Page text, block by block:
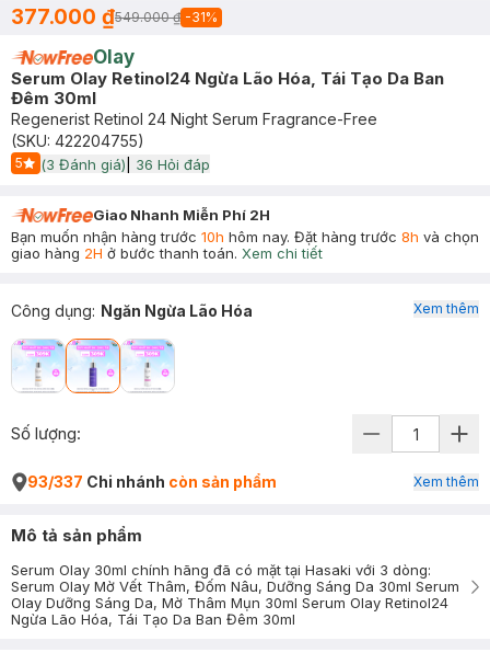
377.000 ₫549.000 ₫ -31%
Olay
Serum Olay Retinol24 Ngừa Lão Hóa, Tái Tạo Da Ban
Đêm 30ml
Regenerist Retinol 24 Night Serum Fragrance-Free
(SKU: 422204755)
5
Start Icon
(3 Đánh giá) 36 Hỏi đáp
Giao Nhanh Miễn Phí 2H
Bạn muốn nhận hàng trước 10h hôm nay. Đặt hàng trước 8h và chọn
giao hàng 2H ở bước thanh toán. Xem chi tiết
Công dụng: Ngăn Ngừa Lão Hóa Xem thêm
Số lượng:
93/337 Chi nhánh còn sản phẩm Xem thêm
Mô tả sản phẩm
Serum Olay 30ml chính hãng đã có mặt tại Hasaki với 3 dòng:
Serum Olay Mờ Vết Thâm, Đốm Nâu, Dưỡng Sáng Da 30ml Serum
Olay Dưỡng Sáng Da, Mờ Thâm Mụn 30ml Serum Olay Retinol24
Ngừa Lão Hóa, Tái Tạo Da Ban Đêm 30ml